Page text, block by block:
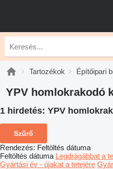
Tartozékok Építőipari
YPV homlokrakodó
1 hirdetés: YPV
Szűrő
Rendezés: Feltöltés dátuma
Feltöltés dátuma Legdrágábbat a
Gyártási év - újakat a tetejére